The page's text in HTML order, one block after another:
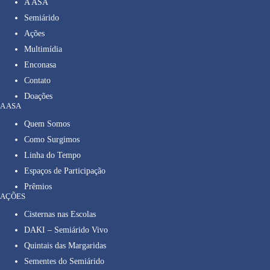
A ASA
Semiárido
Ações
Multimídia
Enconasa
Contato
Doações
A ASA
Quem Somos
Como Surgimos
Linha do Tempo
Espaços de Participação
Prêmios
AÇÕES
Cisternas nas Escolas
DAKI – Semiárido Vivo
Quintais das Margaridas
Sementes do Semiárido